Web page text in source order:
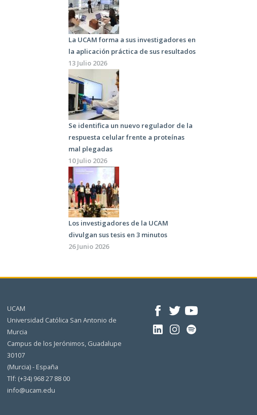
La UCAM forma a sus investigadores en
la aplicación práctica de sus resultados
13 Julio 2026
Se identifica un nuevo regulador de la
respuesta celular frente a proteínas
mal plegadas
10 Julio 2026
Los investigadores de la UCAM
divulgan sus tesis en 3 minutos
26 Junio 2026
UCAM
Universidad Católica San Antonio de
Murcia
Campus de los Jerónimos, Guadalupe
30107
(Murcia) - España
Tlf: (+34) 968 27 88 00
info@ucam.edu